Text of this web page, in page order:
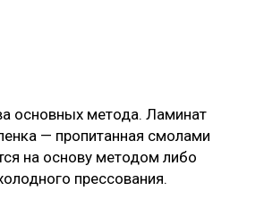
основных метода. Ламинат
— пропитанная смолами
на основу методом либо
прессования.